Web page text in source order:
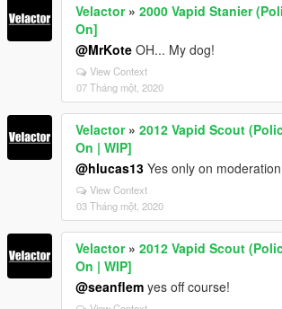
Velactor» 2000 Vapid Stanier
On]
@MrKote OH... My dog!
View Context
07 Tháng một, 2020
Velactor» 2012 Vapid Scout
On | WIP]
@hlucas13 Yes only on
View Context
03 Tháng một, 2020
Velactor» 2012 Vapid Scout
On | WIP]
@seanflem yes off course!